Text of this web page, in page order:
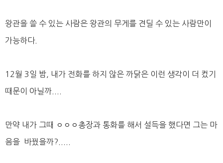
왕관을 쓸 수 있는 사람은 왕관의 무게를 견딜 수 있는 사람만이
가능하다.
12월 3일 밤, 내가 전화를 하지 않은 까닭은 이런 생각이 더 컸기
때문이 아닐까....
만약 내가 그때 ㅇㅇㅇ총장과 통화를 해서 설득을 했다면 그는 마
음을 바꿨을까?.....